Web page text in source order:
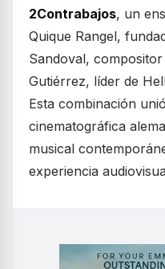
2Contrabajos, un
Quique Rangel,
Sandoval,
Gutiérrez, líder de
Esta combinación
cinematográfica
musical
experiencia